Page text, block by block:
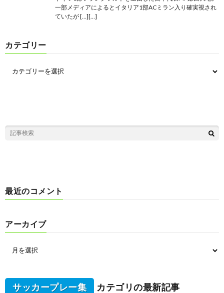
一部メディアによるとイタリア1部ACミラン入り確実視され
ていたが […][…]
カテゴリー
最近のコメント
アーカイブ
サッカープレー集 カテゴリの最新記事